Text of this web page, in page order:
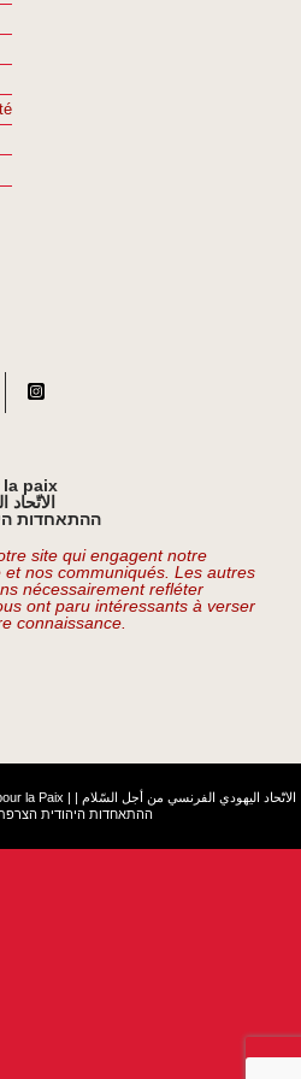
paix
ההתאחדות
site qui engagent notre
nos communiqués. Les autres
nécessairement refléter
ont paru intéressants à verser
connaissance.
la Paix | الاتّحاد اليهودي الفرنسي من أجل السّلام
ההתאחדות היהודית